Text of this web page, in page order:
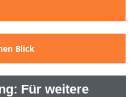
Blick
Für weitere